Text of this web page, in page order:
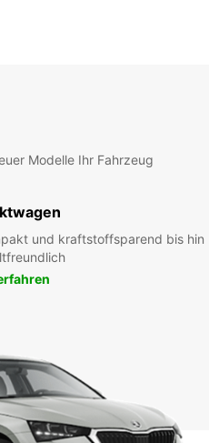
Modelle Ihr Fahrzeug
und kraftstoffsparend bis hin